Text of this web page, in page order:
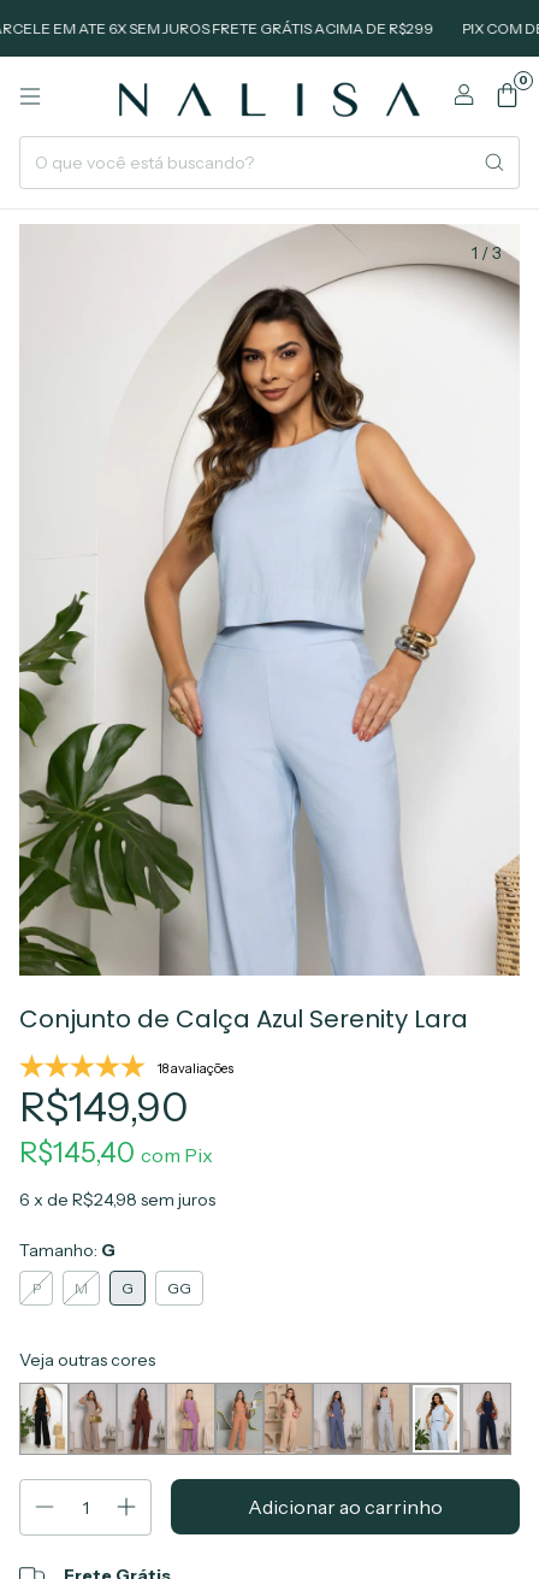
EM ATE 6X SEM JUROS FRETE GRÁTIS ACIMA DE R$299 PIX COM
0
1 /3
Conjunto de Calça Azul Serenity Lara
18 avaliações
R$149,90
R$145,40 com Pix
6 x de R$24,98 sem juros
Tamanho: G
P M G GG
Veja outras cores